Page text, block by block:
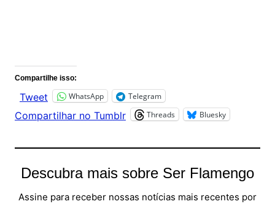
Compartilhe isso:
Tweet WhatsApp Telegram
Compartilhar no Tumblr Threads Bluesky
Descubra mais sobre Ser Flamengo
Assine para receber nossas notícias mais recentes por